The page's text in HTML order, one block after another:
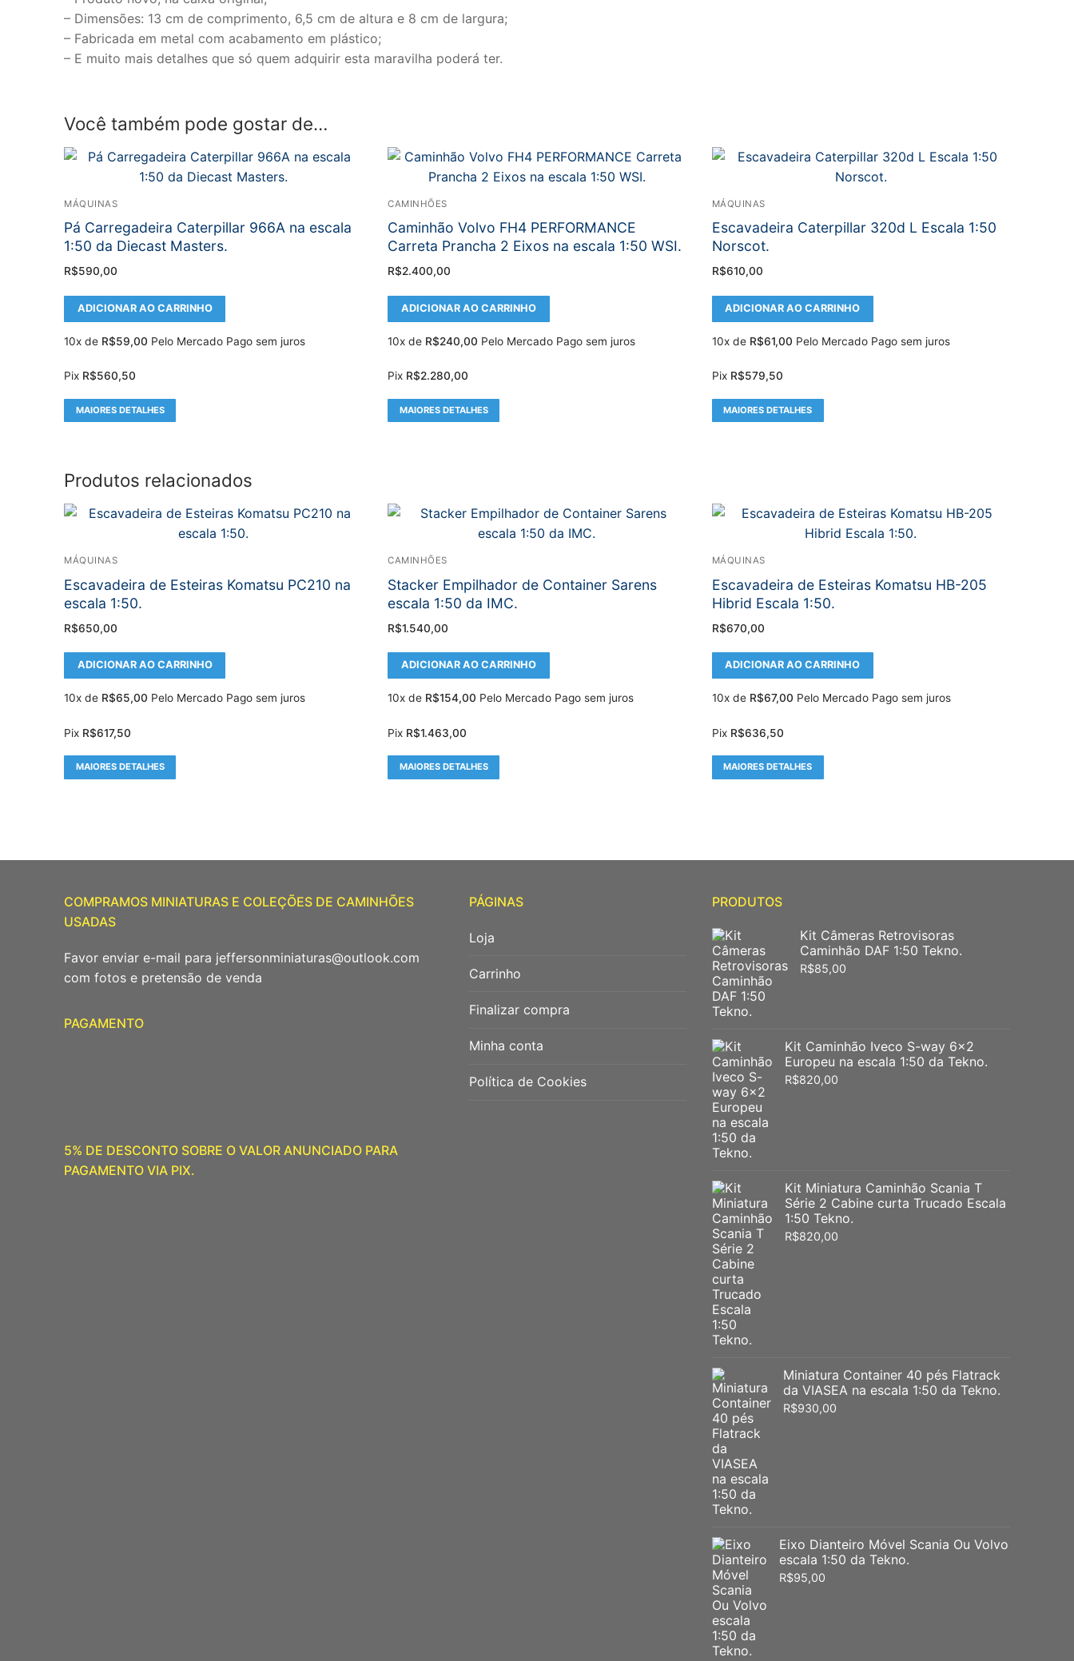
– Dimensões: 13 cm de comprimento, 6,5 cm de altura e 8 cm de largura;
– Fabricada em metal com acabamento em plástico;
– E muito mais detalhes que só quem adquirir esta maravilha poderá ter.
Você também pode gostar de…
MÁQUINAS
Pá Carregadeira Caterpillar 966A na escala
1:50 da Diecast Masters.
R$590,00
ADICIONAR AO CARRINHO
10x de R$59,00 Pelo Mercado Pago sem juros
Pix R$560,50
MAIORES DETALHES
CAMINHÕES
Caminhão Volvo FH4 PERFORMANCE
Carreta Prancha 2 Eixos na escala 1:50 WSI.
R$2.400,00
ADICIONAR AO CARRINHO
10x de R$240,00 Pelo Mercado Pago sem juros
Pix R$2.280,00
MAIORES DETALHES
MÁQUINAS
Escavadeira Caterpillar 320d L Escala 1:50
Norscot.
R$610,00
ADICIONAR AO CARRINHO
10x de R$61,00 Pelo Mercado Pago sem juros
Pix R$579,50
MAIORES DETALHES
Produtos relacionados
MÁQUINAS
Escavadeira de Esteiras Komatsu PC210 na
escala 1:50.
R$650,00
ADICIONAR AO CARRINHO
10x de R$65,00 Pelo Mercado Pago sem juros
Pix R$617,50
MAIORES DETALHES
CAMINHÕES
Stacker Empilhador de Container Sarens
escala 1:50 da IMC.
R$1.540,00
ADICIONAR AO CARRINHO
10x de R$154,00 Pelo Mercado Pago sem juros
Pix R$1.463,00
MAIORES DETALHES
MÁQUINAS
Escavadeira de Esteiras Komatsu HB-205
Hibrid Escala 1:50.
R$670,00
ADICIONAR AO CARRINHO
10x de R$67,00 Pelo Mercado Pago sem juros
Pix R$636,50
MAIORES DETALHES
COMPRAMOS MINIATURAS E COLEÇÕES DE CAMINHÕES
USADAS
Favor enviar e-mail para jeffersonminiaturas@outlook.com
com fotos e pretensão de venda
PAGAMENTO
5% DE DESCONTO SOBRE O VALOR ANUNCIADO PARA
PAGAMENTO VIA PIX.
PÁGINAS
Loja
Carrinho
Finalizar compra
Minha conta
Política de Cookies
PRODUTOS
Kit Câmeras Retrovisoras
Caminhão DAF 1:50 Tekno.
R$85,00
Kit Caminhão Iveco S-way 6x2
Europeu na escala 1:50 da Tekno.
R$820,00
Kit Miniatura Caminhão Scania T
Série 2 Cabine curta Trucado Escala
1:50 Tekno.
R$820,00
Miniatura Container 40 pés Flatrack
da VIASEA na escala 1:50 da Tekno.
R$930,00
Eixo Dianteiro Móvel Scania Ou Volvo
escala 1:50 da Tekno.
R$95,00